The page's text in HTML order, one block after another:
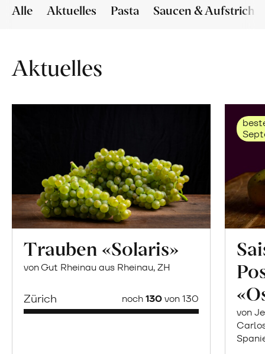
Alle Aktuelles Pasta Saucen & Aufstriche
Aktuelles
Trauben «Solaris»
von Gut Rheinau aus Rheinau, ZH
Zürich noch130von 130
von